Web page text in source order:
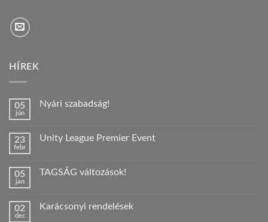
HÍREK
05
jún
Nyári szabadság!
Nyári
23
febr
Unity League Premier Event
Unity
bejegyzéshez
05
jan
TAGSÁG változások!
TAGSÁG
02
dec
Karácsonyi rendelések